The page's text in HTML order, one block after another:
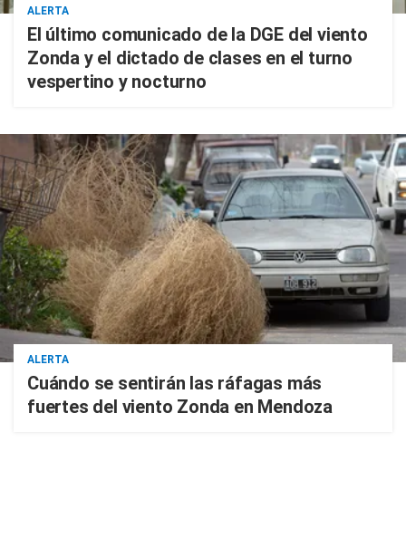
ALERTA
El último comunicado de la DGE del viento
Zonda y el dictado de clases en el turno
vespertino y nocturno
ALERTA
Cuándo se sentirán las ráfagas más
fuertes del viento Zonda en Mendoza